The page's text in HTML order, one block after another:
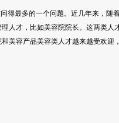
最多的一个问题。近几年来，
人才，比如美容院院长。这两类
美容产品美容类人才越来越受欢